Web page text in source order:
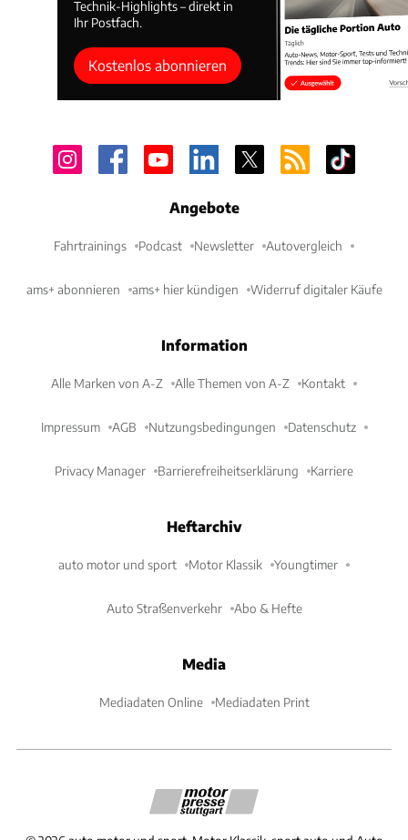
Technik-Highlights – direkt in
Ihr Postfach.
Kostenlos abonnieren
Angebote
Fahrtrainings Podcast Newsletter Autovergleich
ams+ abonnieren ams+ hier kündigen Widerruf digitaler Käufe
Information
Alle Marken von A-Z Alle Themen von A-Z Kontakt
Impressum AGB Nutzungsbedingungen Datenschutz
Privacy Manager Barrierefreiheitserklärung Karriere
Heftarchiv
auto motor und sport Motor Klassik Youngtimer
Auto Straßenverkehr Abo & Hefte
Media
Mediadaten Online Mediadaten Print